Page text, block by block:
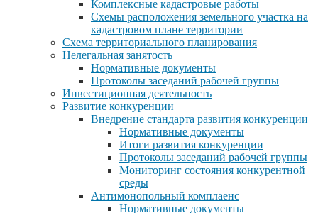
Комплексные кадастровые работы
Схемы расположения земельного участка на
кадастровом плане территории
Схема территориального планирования
Нелегальная занятость
Нормативные документы
Протоколы заседаний рабочей группы
Инвестиционная деятельность
Развитие конкуренции
Внедрение стандарта развития конкуренции
Нормативные документы
Итоги развития конкуренции
Протоколы заседаний рабочей группы
Мониторинг состояния конкурентной
среды
Антимонопольный комплаенс
Нормативные документы